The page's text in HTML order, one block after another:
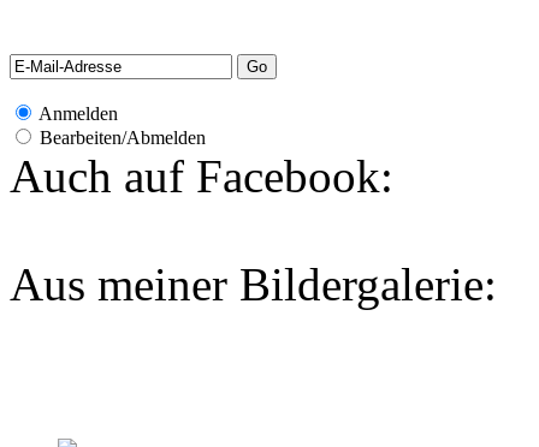
Anmelden
Bearbeiten/Abmelden
Auch auf Facebook:
Aus meiner Bildergalerie: